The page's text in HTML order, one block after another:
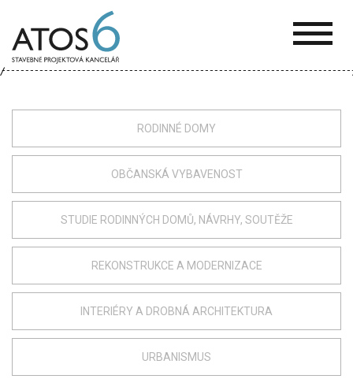
6
RODINNÉ DOMY
OBČANSKÁ VYBAVENOST
STUDIE RODINNÝCH DOMŮ, NÁVRHY, SOUTĚŽE
REKONSTRUKCE A MODERNIZACE
INTERIÉRY A DROBNÁ ARCHITEKTURA
URBANISMUS